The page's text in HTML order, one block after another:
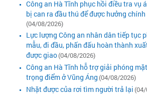
Công an Hà Tĩnh phục hồi điều tra vụ
bị can ra đầu thú để được hưởng
(04/08/2026)
Lực lượng Công an nhân dân tiếp tục
mẫu, đi đầu, phấn đấu hoàn thành
được giao(04/08/2026)
Công an Hà Tĩnh hỗ trợ giải phóng
trọng điểm ở Vũng Áng (04/08/2026)
Nhặt được của rơi tìm người trả lại